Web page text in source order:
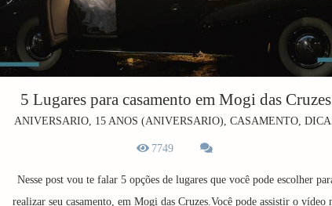
5 Lugares para casamento em Mogi das Cruzes
ANIVERSARIO, 15 ANOS (ANIVERSARIO), CASAMENTO,
7749
Nesse post vou te falar 5 opções de lugares que você pode escolher
realizar seu casamento, em Mogi das Cruzes.Você pode assistir o vídeo